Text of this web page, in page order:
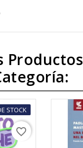
STOCK
favorite_border